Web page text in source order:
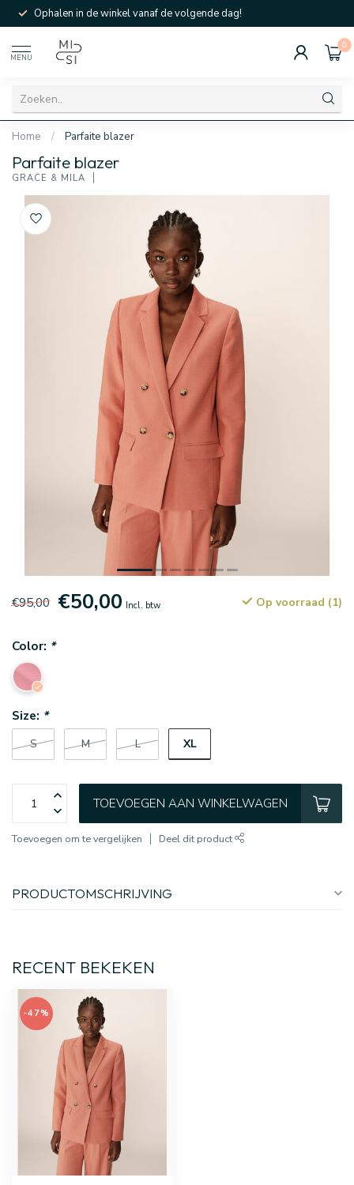
Ophalen in de winkel vanaf de volgende dag!
MENU
0
Home / Parfaite blazer
Parfaite blazer
GRACE & MILA
€95,00 €50,00 Incl. btw Op voorraad (1)
Color: *
Size: *
S M L XL
TOEVOEGEN AAN WINKELWAGEN
Toevoegen om te vergelijken Deel dit product
PRODUCTOMSCHRIJVING
RECENT BEKEKEN
-47%